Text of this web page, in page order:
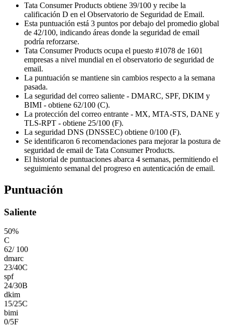
Tata Consumer Products obtiene 39/100 y recibe la
calificación D en el Observatorio de Seguridad de Email.
Esta puntuación está 3 puntos por debajo del promedio global
de 42/100, indicando áreas donde la seguridad de email
podría reforzarse.
Tata Consumer Products ocupa el puesto #1078 de 1601
empresas a nivel mundial en el observatorio de seguridad de
email.
La puntuación se mantiene sin cambios respecto a la semana
pasada.
La seguridad del correo saliente - DMARC, SPF, DKIM y
BIMI - obtiene 62/100 (C).
La protección del correo entrante - MX, MTA-STS, DANE y
TLS-RPT - obtiene 25/100 (F).
La seguridad DNS (DNSSEC) obtiene 0/100 (F).
Se identificaron 6 recomendaciones para mejorar la postura de
seguridad de email de Tata Consumer Products.
El historial de puntuaciones abarca 4 semanas, permitiendo el
seguimiento semanal del progreso en autenticación de email.
Puntuación
Saliente
50%
C
62/ 100
dmarc
23/40C
spf
24/30B
dkim
15/25C
bimi
0/5F